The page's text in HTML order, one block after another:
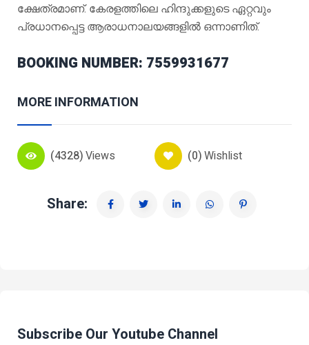
ക്ഷേത്രമാണ്. കേരളത്തിലെ ഹിന്ദുക്കളുടെ ഏറ്റവും
പ്രധാനപ്പെട്ട ആരാധനാലയങ്ങളിൽ ഒന്നാണിത്.
BOOKING NUMBER: 7559931677
MORE INFORMATION
(4328)Views (0)Wishlist
Share:
Subscribe Our Youtube Channel